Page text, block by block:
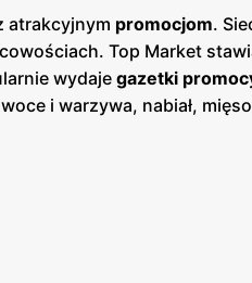
atrakcyjnym promocjom.
Top Market
wydaje gazetki
i warzywa, nabiał,
znacznie obniża koszty
Wiele sklepów jest